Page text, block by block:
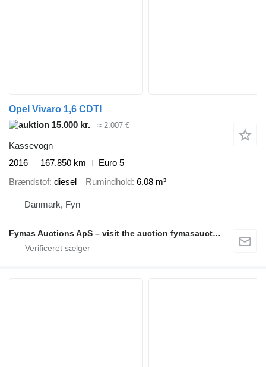
Opel Vivaro 1,6 CDTI
15.000 kr.
≈ 2.007 €
Kassevogn
2016
167.850 km
Euro 5
Brændstof diesel Rumindhold 6,08 m³
Danmark, Fyn
Fymas Auctions ApS – visit the auction fymasauctions.dk